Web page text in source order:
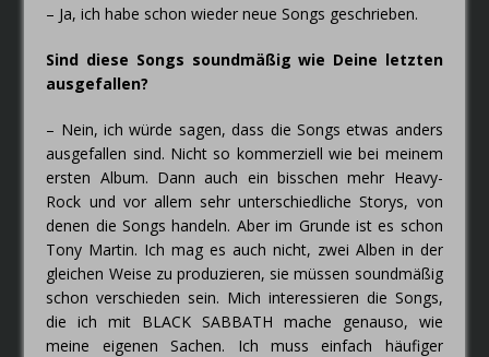
– Ja, ich habe schon wieder neue Songs geschrieben.
Sind diese Songs soundmäßig wie Deine letzten
ausgefallen?
– Nein, ich würde sagen, dass die Songs etwas anders
ausgefallen sind. Nicht so kommerziell wie bei meinem
ersten Album. Dann auch ein bisschen mehr Heavy-
Rock und vor allem sehr unterschiedliche Storys, von
denen die Songs handeln. Aber im Grunde ist es schon
Tony Martin. Ich mag es auch nicht, zwei Alben in der
gleichen Weise zu produzieren, sie müssen soundmäßig
schon verschieden sein. Mich interessieren die Songs,
die ich mit BLACK SABBATH mache genauso, wie
meine eigenen Sachen. Ich muss einfach häufiger